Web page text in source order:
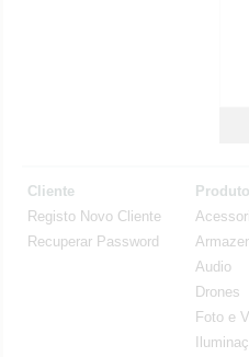
Cliente
Registo Novo Cliente
Recuperar Password
Audio
Drones
Foto e